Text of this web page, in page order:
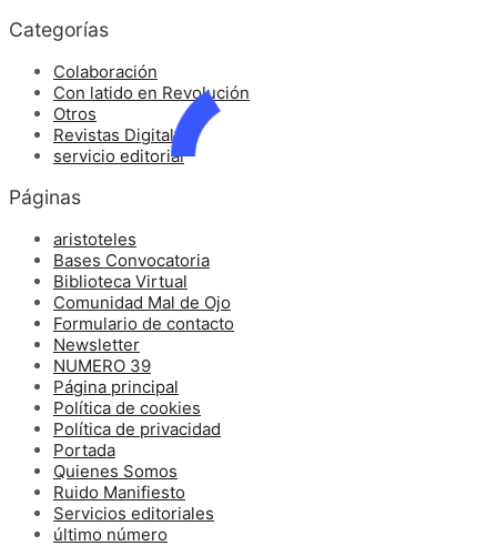
Categorías
Colaboración
Con latido en Revolución
Otros
Revistas Digitales
servicio editorial
Páginas
aristoteles
Bases Convocatoria
Biblioteca Virtual
Comunidad Mal de Ojo
Formulario de contacto
Newsletter
NUMERO 39
Página principal
Política de cookies
Política de privacidad
Portada
Quienes Somos
Ruido Manifiesto
Servicios editoriales
último número